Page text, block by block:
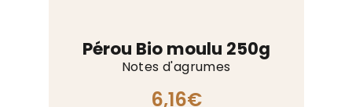
Pérou Bio moulu 250g
Notes d'agrumes
6,16€